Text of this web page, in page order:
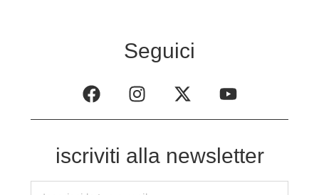
Seguici
iscriviti alla newsletter